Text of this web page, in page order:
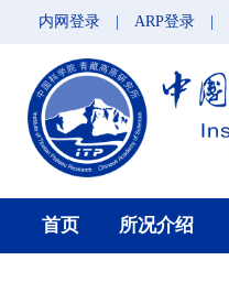
内网登录 ARP登录
首页 所况介绍